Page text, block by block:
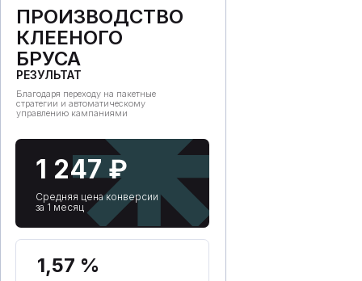
РЕЗУЛЬТАТ
ПРОИЗВОДСТВО
КЛЕЕНОГО
БРУСА
Благодаря переходу на пакетные
стратегии и автоматическому
управлению кампаниями
1,57 %
1 247 ₽
Средняя цена конверсии
за 1 месяц